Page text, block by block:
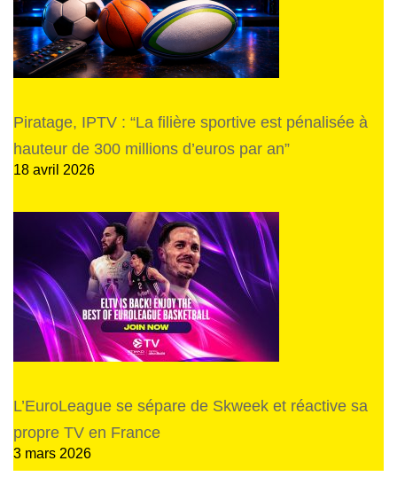
Piratage, IPTV : “La filière sportive est pénalisée à
hauteur de 300 millions d’euros par an”
18 avril 2026
L’EuroLeague se sépare de Skweek et réactive sa
propre TV en France
3 mars 2026